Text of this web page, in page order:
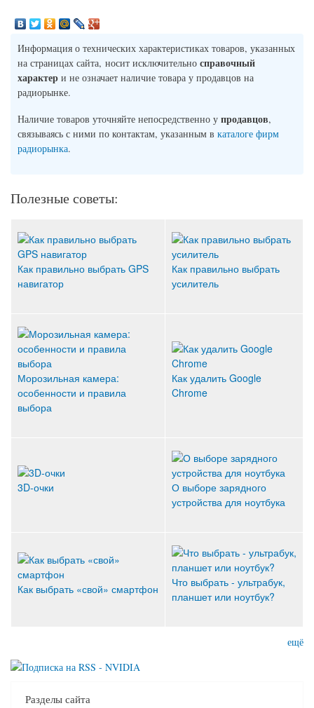
Информация о технических характеристиках товаров, указанных
на страницах сайта, носит исключительно справочный
характер и не означает наличие товара у продавцов на
радиорынке.
Наличие товаров уточняйте непосредственно у продавцов,
связываясь с ними по контактам, указанным в каталоге фирм
радиорынка.
Полезные советы:
Как правильно выбрать GPS
навигатор
Как правильно выбрать
усилитель
Морозильная камера:
особенности и правила
выбора
Как удалить Google
Chrome
3D-очки
О выборе зарядного
устройства для ноутбука
Как выбрать «свой» смартфон
Что выбрать - ультрабук,
планшет или ноутбук?
ещё
Разделы сайта